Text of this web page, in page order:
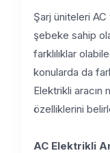
Şarj üniteleri
şebeke sahip
farklılıklar
konularda da
Elektrikli aracın
özelliklerini
AC Elektrikli